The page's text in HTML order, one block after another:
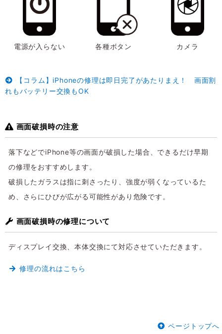
電源が入らない 各種ボタン カメラ
【コラム】iPhoneの修理は即日完了があたりまえ！ 画面割
れもバッテリー交換もOK
画面破損時の注意
落下などでiPhone等の画面が破損した場合、できるだけ早期
の修理をおすすめします。
破損したガラスは指に刺さったり、強度が弱くなっているた
め、さらにひびが広がる可能性があり危険です。
画面破損時の修理について
ディスプレイ交換、本体交換にて対応させていただきます。
修理の流れはこちら
ページトップへ